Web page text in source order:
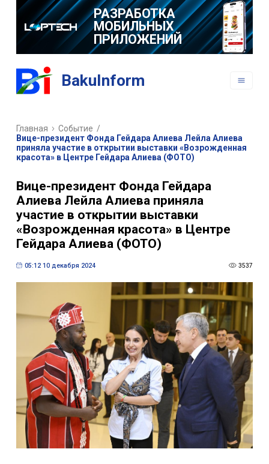
РАЗРАБОТКА
МОБИЛЬНЫХ
ПРИЛОЖЕНИЙ
BakuInform
Главная Событие /
Вице-президент Фонда Гейдара Алиева Лейла Алиева
приняла участие в открытии выставки «Возрожденная
красота» в Центре Гейдара Алиева (ФОТО)
Вице-президент Фонда Гейдара
Алиева Лейла Алиева приняла
участие в открытии выставки
«Возрожденная красота» в Центре
Гейдара Алиева (ФОТО)
05:12 10 декабря 2024 3537